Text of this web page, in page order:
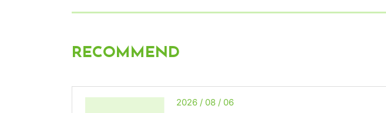
RECOMMEND
2026 / 08 / 06